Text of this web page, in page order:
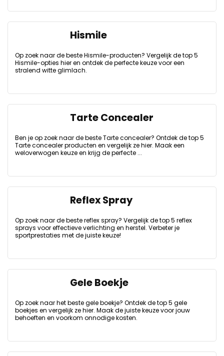
Hismile
Op zoek naar de beste Hismile-producten? Vergelijk de top 5
Hismile-opties hier en ontdek de perfecte keuze voor een
stralend witte glimlach.
Tarte Concealer
Ben je op zoek naar de beste Tarte concealer? Ontdek de top 5
Tarte concealer producten en vergelijk ze hier. Maak een
weloverwogen keuze en krijg de perfecte ...
Reflex Spray
Op zoek naar de beste reflex spray? Vergelijk de top 5 reflex
sprays voor effectieve verlichting en herstel. Verbeter je
sportprestaties met de juiste keuze!
Gele Boekje
Op zoek naar het beste gele boekje? Ontdek de top 5 gele
boekjes en vergelijk ze hier. Maak de juiste keuze voor jouw
behoeften en voorkom onnodige kosten.